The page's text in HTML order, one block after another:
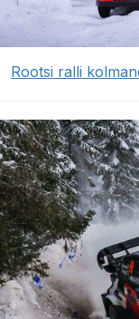
Rootsi ralli